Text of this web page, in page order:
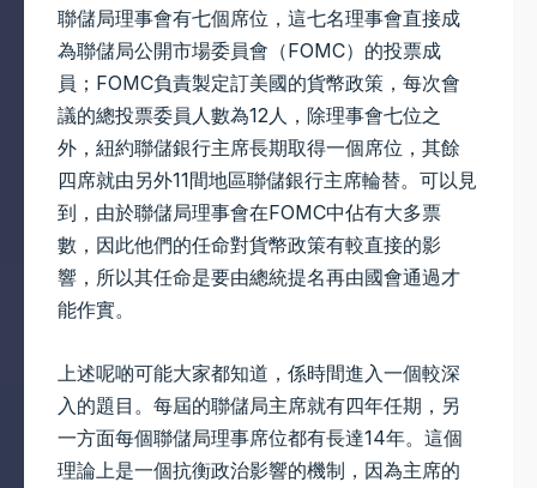
聯儲局理事會有七個席位，這七名理事會直接成
為聯儲局公開市場委員會（FOMC）的投票成
員；FOMC負責製定訂美國的貨幣政策，每次會
議的總投票委員人數為12人，除理事會七位之
外，紐約聯儲銀行主席長期取得一個席位，其餘
四席就由另外11間地區聯儲銀行主席輪替。可以見
到，由於聯儲局理事會在FOMC中佔有大多票
數，因此他們的任命對貨幣政策有較直接的影
響，所以其任命是要由總統提名再由國會通過才
能作實。
上述呢啲可能大家都知道，係時間進入一個較深
入的題目。每屆的聯儲局主席就有四年任期，另
一方面每個聯儲局理事席位都有長達14年。這個
理論上是一個抗衡政治影響的機制，因為主席的